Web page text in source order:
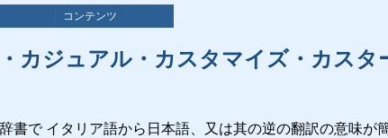
コンテンツ
カジュアル・カスタマイズ・カス
書で イタリア語から日本語、又は其の逆の翻訳の意味